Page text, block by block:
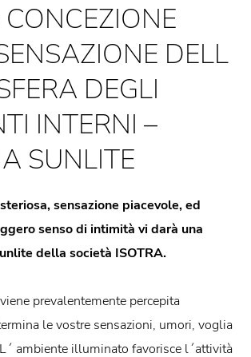
DELL
DEGLI
INTERNI –
SUNLITE
sensazione piacevole, ed
senso di intimità vi darà una
della società ISOTRA.
prevalentemente percepita
le vostre sensazioni, umori, voglia
ambiente illuminato favorisce l´attività